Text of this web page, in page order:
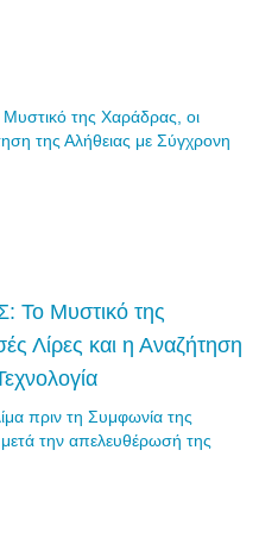
Το Μυστικό της
Λίρες και η Αναζήτηση
πριν τη Συμφωνία της
την απελευθέρωσή της